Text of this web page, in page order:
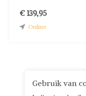
€ 139,95
Online
Gebruik van